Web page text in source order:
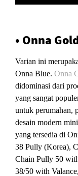
• Onna
Varian ini
Onna Blue. Onna
didominasi dari
yang sangat
untuk perumahan,
desain modern
yang tersedia di
38 Pully (Korea),
Chain Pully 50
38/50 with